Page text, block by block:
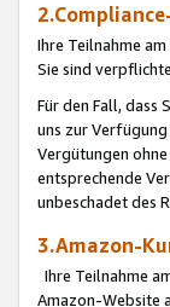
Ihre Teilnahme
Sie sind
Für den Fall, dass
uns zur
Vergütungen
entsprechende
unbeschadet des
3.Amazon-
Ihre Teilnahme
Amazon-Website